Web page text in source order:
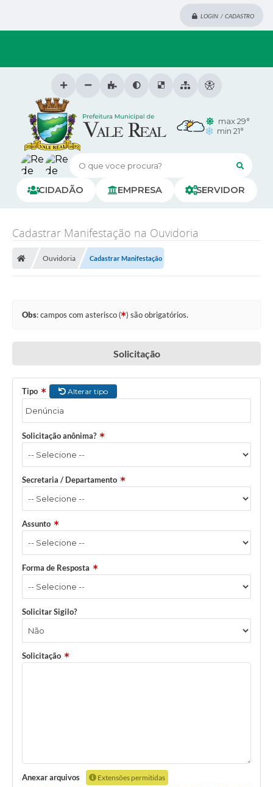
LOGIN / CADASTRO
O que voce procura?
CIDADÃO EMPRESA SERVIDOR
max 29°
min 21°
Cadastrar Manifestação na Ouvidoria
Ouvidoria Cadastrar Manifestação
Obs: campos com asterisco ( ) são obrigatórios.
Solicitação
Tipo Alterar tipo
Solicitação anônima?
Secretaria / Departamento
Assunto
Forma de Resposta
Solicitar Sigilo?
Solicitação
Anexar arquivos Extensões permitidas